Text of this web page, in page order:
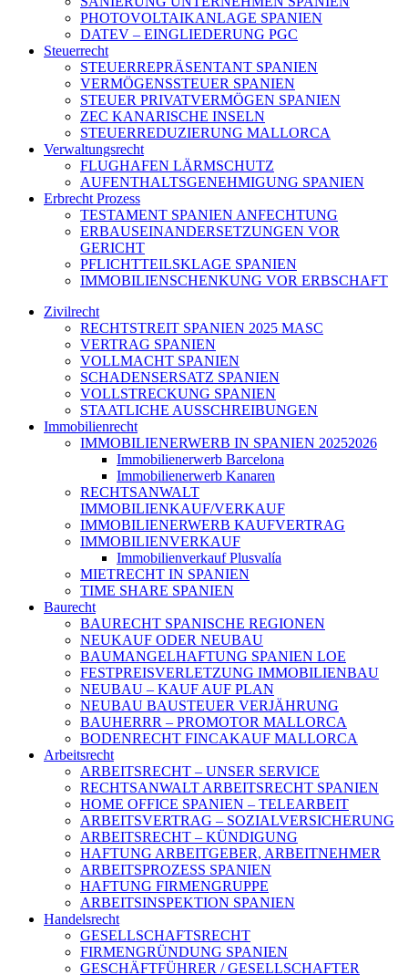
PHOTOVOLTAIKANLAGE SPANIEN
DATEV – EINGLIEDERUNG PGC
Steuerrecht
STEUERREPRÄSENTANT SPANIEN
VERMÖGENSSTEUER SPANIEN
STEUER PRIVATVERMÖGEN SPANIEN
ZEC KANARISCHE INSELN
STEUERREDUZIERUNG MALLORCA
Verwaltungsrecht
FLUGHAFEN LÄRMSCHUTZ
AUFENTHALTSGENEHMIGUNG SPANIEN
Erbrecht Prozess
TESTAMENT SPANIEN ANFECHTUNG
ERBAUSEINANDERSETZUNGEN VOR
GERICHT
PFLICHTTEILSKLAGE SPANIEN
IMMOBILIENSCHENKUNG VOR ERBSCHAFT
Zivilrecht
RECHTSTREIT SPANIEN 2025 MASC
VERTRAG SPANIEN
VOLLMACHT SPANIEN
SCHADENSERSATZ SPANIEN
VOLLSTRECKUNG SPANIEN
STAATLICHE AUSSCHREIBUNGEN
Immobilienrecht
IMMOBILIENERWERB IN SPANIEN 20252026
Immobilienerwerb Barcelona
Immobilienerwerb Kanaren
RECHTSANWALT
IMMOBILIENKAUF/VERKAUF
IMMOBILIENERWERB KAUFVERTRAG
IMMOBILIENVERKAUF
Immobilienverkauf Plusvalía
MIETRECHT IN SPANIEN
TIME SHARE SPANIEN
Baurecht
BAURECHT SPANISCHE REGIONEN
NEUKAUF ODER NEUBAU
BAUMANGELHAFTUNG SPANIEN LOE
FESTPREISVERLETZUNG IMMOBILIENBAU
NEUBAU – KAUF AUF PLAN
NEUBAU BAUSTEUER VERJÄHRUNG
BAUHERRR – PROMOTOR MALLORCA
BODENRECHT FINCAKAUF MALLORCA
Arbeitsrecht
ARBEITSRECHT – UNSER SERVICE
RECHTSANWALT ARBEITSRECHT SPANIEN
HOME OFFICE SPANIEN – TELEARBEIT
ARBEITSVERTRAG – SOZIALVERSICHERUNG
ARBEITSRECHT – KÜNDIGUNG
HAFTUNG ARBEITGEBER, ARBEITNEHMER
ARBEITSPROZESS SPANIEN
HAFTUNG FIRMENGRUPPE
ARBEITSINSPEKTION SPANIEN
Handelsrecht
GESELLSCHAFTSRECHT
FIRMENGRÜNDUNG SPANIEN
GESCHÄFTFÜHRER / GESELLSCHAFTER